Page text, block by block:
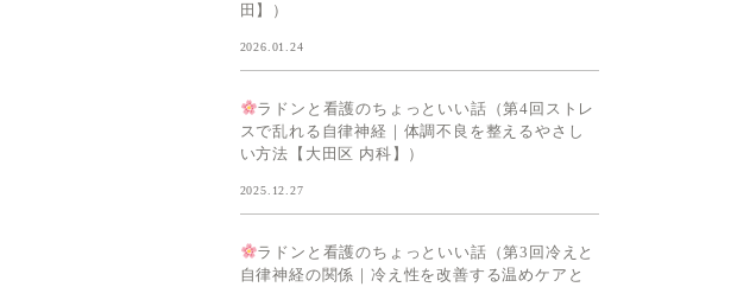
田】）
2026.01.24
ラドンと看護のちょっといい話（第4回ストレ
スで乱れる自律神経｜体調不良を整えるやさし
い方法【大田区 内科】）
2025.12.27
ラドンと看護のちょっといい話（第3回冷えと
自律神経の関係｜冷え性を改善する温めケアと